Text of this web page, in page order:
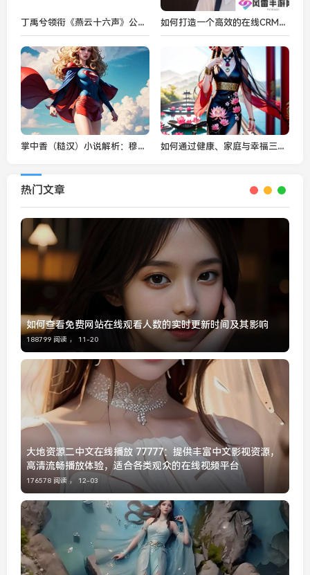
丁禹兮领衔《燕云十六声》公测，郑鄂白衣折扇挑战“天下常平”信念 如何打造一个高效的在线CRM网站，提升企业客户管理效率？
掌中香（糙汉）小说解析：穆如归如何刻画复杂爱情与成长过程？ 如何通过健康、家庭与幸福三大原则，打造理想的家庭生活？
热门文章
如何查看免费网站在线观看人数的实时更新时间及其影响
188799 阅读 ， 11-20
大地资源二中文在线播放 77777：提供丰富中文影视资源，
高清流畅播放体验，适合各类观众的在线视频平台
176578 阅读 ， 12-03